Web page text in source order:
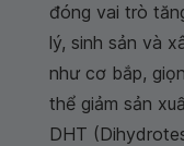
đóng vai trò
lý, sinh sản và
như cơ bắp,
thể giảm sản
DHT